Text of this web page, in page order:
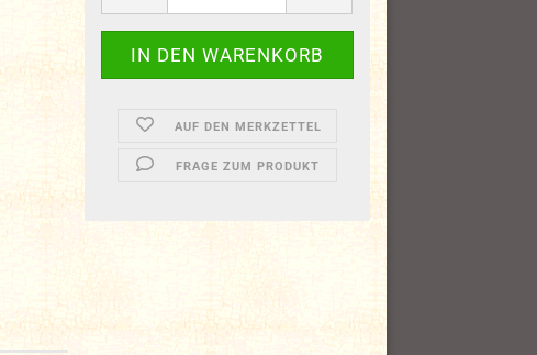
AUF DEN MERKZETTEL
FRAGE ZUM PRODUKT